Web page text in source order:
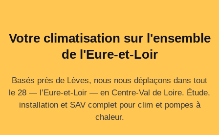
Votre climatisation sur l'ensemble
de l'Eure-et-Loir
Basés près de Lèves, nous nous déplaçons dans tout
le 28 — l’Eure‑et‑Loir — en Centre‑Val de Loire. Étude,
installation et SAV complet pour clim et pompes à
chaleur.